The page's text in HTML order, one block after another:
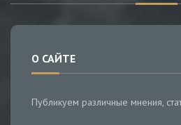
О САЙТЕ
Публикуем различные мнения,